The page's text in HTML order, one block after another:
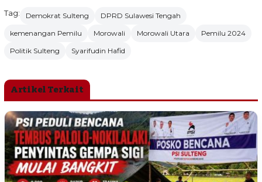
Tag: Demokrat Sulteng
DPRD Sulawesi Tengah
kemenangan Pemilu
Morowali Morowali Utara
Pemilu 2024
Politik Sulteng
Syarifudin Hafid
Artikel Terkait